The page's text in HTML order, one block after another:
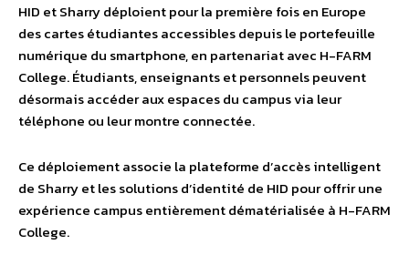
HID et Sharry déploient pour la première fois en Europe
des cartes étudiantes accessibles depuis le portefeuille
numérique du smartphone, en partenariat avec H-FARM
College. Étudiants, enseignants et personnels peuvent
désormais accéder aux espaces du campus via leur
téléphone ou leur montre connectée.
Ce déploiement associe la plateforme d’accès intelligent
de Sharry et les solutions d’identité de HID pour offrir une
expérience campus entièrement dématérialisée à H-FARM
College.